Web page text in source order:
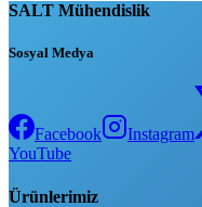
SALT Mühendislik
Sosyal Medya
Facebook Instagram
YouTube
Ürünlerimiz